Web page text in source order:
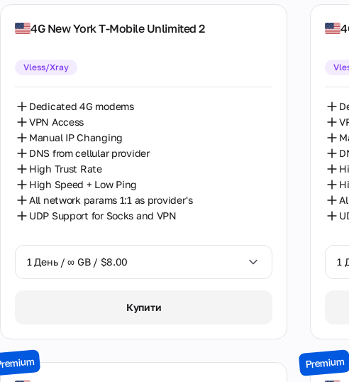
30 Днів / ∞ GB / $162.00
4G New York T-Mobile Unlimited 2
Vless/Xray
Dedicated 4G modems
VPN Access
Manual IP Changing
DNS from cellular provider
High Trust Rate
High Speed + Low Ping
All network params 1:1 as provider's
UDP Support for Socks and VPN
1 День / ∞ GB / $8.00
14 Днів / ∞ GB / $66.00
Купити
1
Premium